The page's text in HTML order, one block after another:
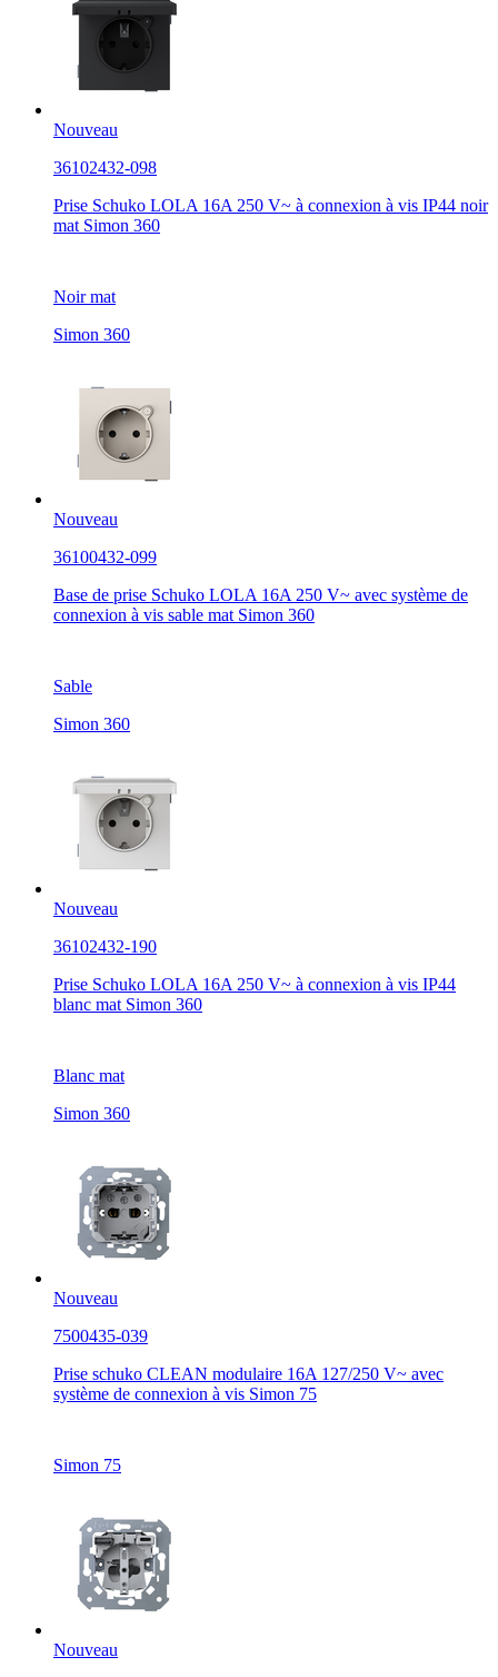
Nouveau
36102432-098
Prise Schuko LOLA 16A 250 V~ à connexion à vis IP44 noir
mat Simon 360
Noir mat
Simon 360
Nouveau
36100432-099
Base de prise Schuko LOLA 16A 250 V~ avec système de
connexion à vis sable mat Simon 360
Sable
Simon 360
Nouveau
36102432-190
Prise Schuko LOLA 16A 250 V~ à connexion à vis IP44
blanc mat Simon 360
Blanc mat
Simon 360
Nouveau
7500435-039
Prise schuko CLEAN modulaire 16A 127/250 V~ avec
système de connexion à vis Simon 75
Simon 75
Nouveau